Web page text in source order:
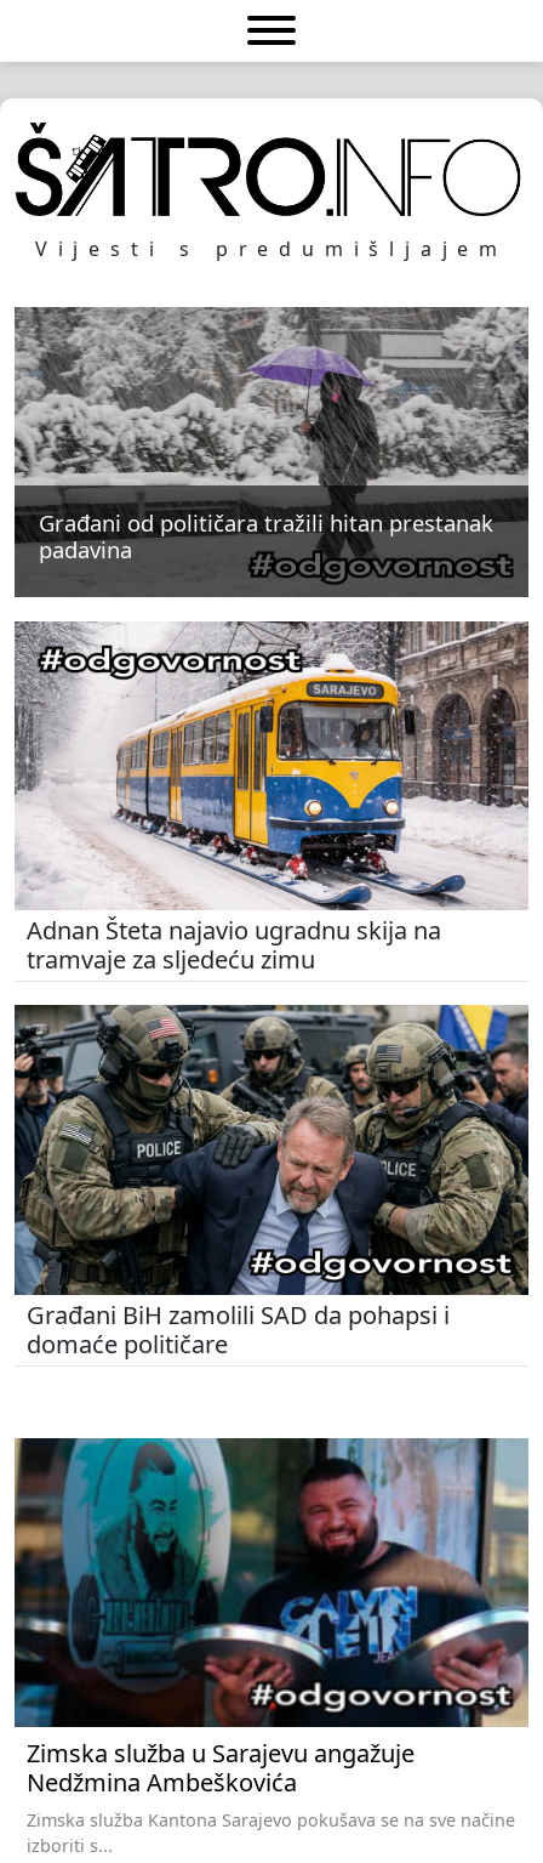
Vijesti s predumišljajem
Građani od političara tražili hitan prestanak
padavina
Građani od političara tražili hitan prestanak
padavina
Građani od političara tražili hitan prestanak
padavina
Adnan Šteta najavio ugradnu skija na
tramvaje za sljedeću zimu
Građani BiH zamolili SAD da pohapsi i
domaće političare
Zimska služba u Sarajevu angažuje
Nedžmina Ambeškovića
Zimska služba Kantona Sarajevo pokušava se na sve načine
izboriti s...